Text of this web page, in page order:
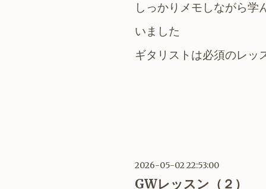
しっかりメモしながら学
いました
ギタリストは必須のレッ
2026-05-02 22:53:00
GWレッスン（２）